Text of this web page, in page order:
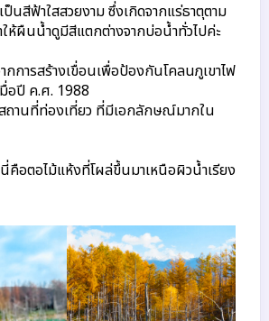
นสีฟ้าใสสวยงาม ซึ่งเกิดจากแร่ธาตุตาม
ห้ผืนน้ำดูมีสีแตกต่างจากบ่อน้ำทั่วไปค่ะ
การสร้างเขื่อนเพื่อป้องกันโคลนภูเขาไฟ
อปี ค.ศ. 1988
ถานที่ท่องเที่ยว ที่มีเอกลักษณ์มากใน
อตอไม้แห้งที่โผล่ขึ้นมาเหนือผิวน้ำเรียง